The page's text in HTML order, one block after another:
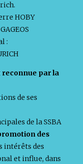
HOBY
:
reconnue par la
de ses
de la SSBA
des
intérêts des
et influe, dans